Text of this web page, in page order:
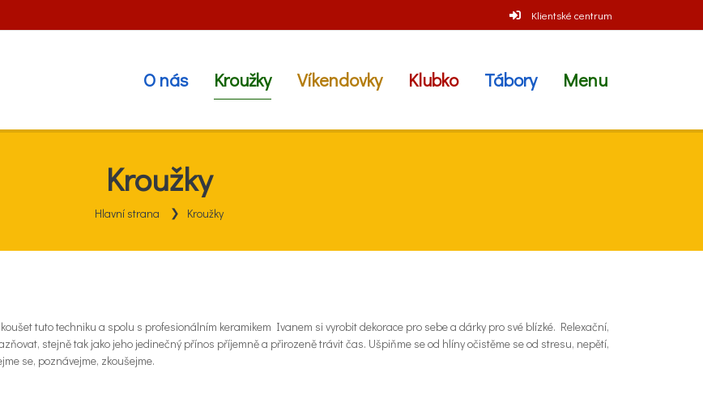
Klientské centrum
O nás Kroužky Víkendovky Klubko Tábory Menu
Kroužky
Hlavní strana Kroužky
tuto techniku a spolu s profesionálním keramikem Ivanem si vyrobit dekorace pro sebe a dárky pro své blízké. Relexační,
stejně tak jako jeho jedinečný přínos příjemně a přirozeně trávit čas. Ušpiňme se od hlíny očistěme se od stresu, nepětí,
se, poznávejme, zkoušejme.